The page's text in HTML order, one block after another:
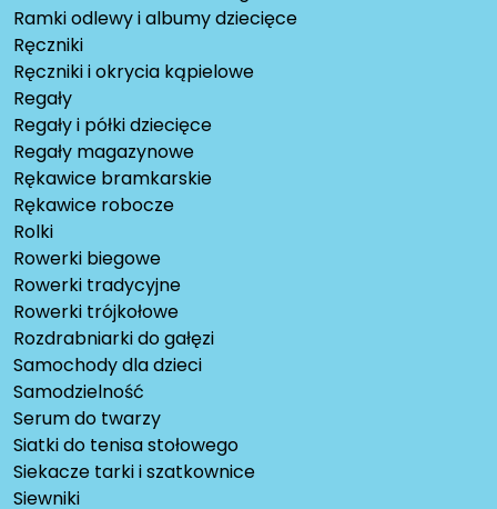
Ramki odlewy i albumy dziecięce
Ręczniki
Ręczniki i okrycia kąpielowe
Regały
Regały i półki dziecięce
Regały magazynowe
Rękawice bramkarskie
Rękawice robocze
Rolki
Rowerki biegowe
Rowerki tradycyjne
Rowerki trójkołowe
Rozdrabniarki do gałęzi
Samochody dla dzieci
Samodzielność
Serum do twarzy
Siatki do tenisa stołowego
Siekacze tarki i szatkownice
Siewniki